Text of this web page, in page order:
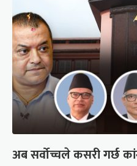
अब सर्वोच्चले कसरी गर्छ